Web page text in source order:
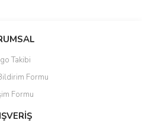
siz yapın!
görüntülenemiyor.
bulunuyor.
Takibi
Formu
Formu